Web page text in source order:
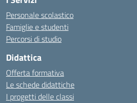
Personale scolastico
Famiglie e studenti
Percorsi di studio
Didattica
Offerta formativa
Le schede didattiche
I progetti delle classi